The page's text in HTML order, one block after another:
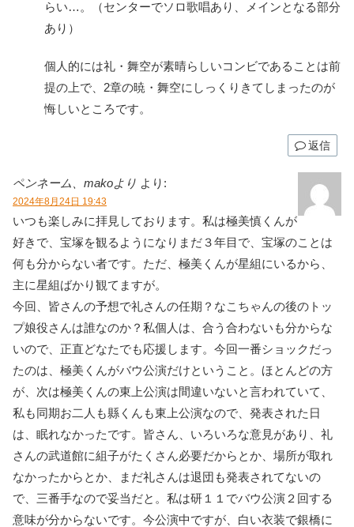
らい…。（センターでソロ歌唱あり、メインとなる部分
あり）
個人的には礼・舞空が素晴らしいコンビであることは前
提の上で、2章の暁・舞空にしっくりきてしまったのが
悔しいところです。
返信
ペンネーム、makoより より:
2024年8月24日 19:43
いつも楽しみに拝見しております。私は極美慎くんが
好きで、宝塚を観るようになりまだ３年目で、宝塚のことは
何も分からない者です。ただ、極美くんが星組にいるから、
主に星組ばかり観てますが。
今回、皆さんの予想で礼さんの任期？なこちゃんの後のトッ
プ娘役さんは誰なのか？私個人は、合う合わないも分からな
いので、正直どなたでも応援します。今回一番ショックだっ
たのは、極美くんがバウ公演だけということ。ほとんどの方
が、次は極美くんの東上公演は間違いないと言われていて、
私も同期お二人も縣くんも東上公演なので、発表された日
は、眠れなかったです。皆さん、いろいろな意見があり、礼
さんの武道館に組子がたくさん必要だからとか、場所が取れ
なかったからとか、まだ礼さんは退団も発表されてないの
で、三番手なので妥当だと。私は研１１でバウ公演２回する
意味が分からないです。今公演中ですが、白い衣装で銀橋に